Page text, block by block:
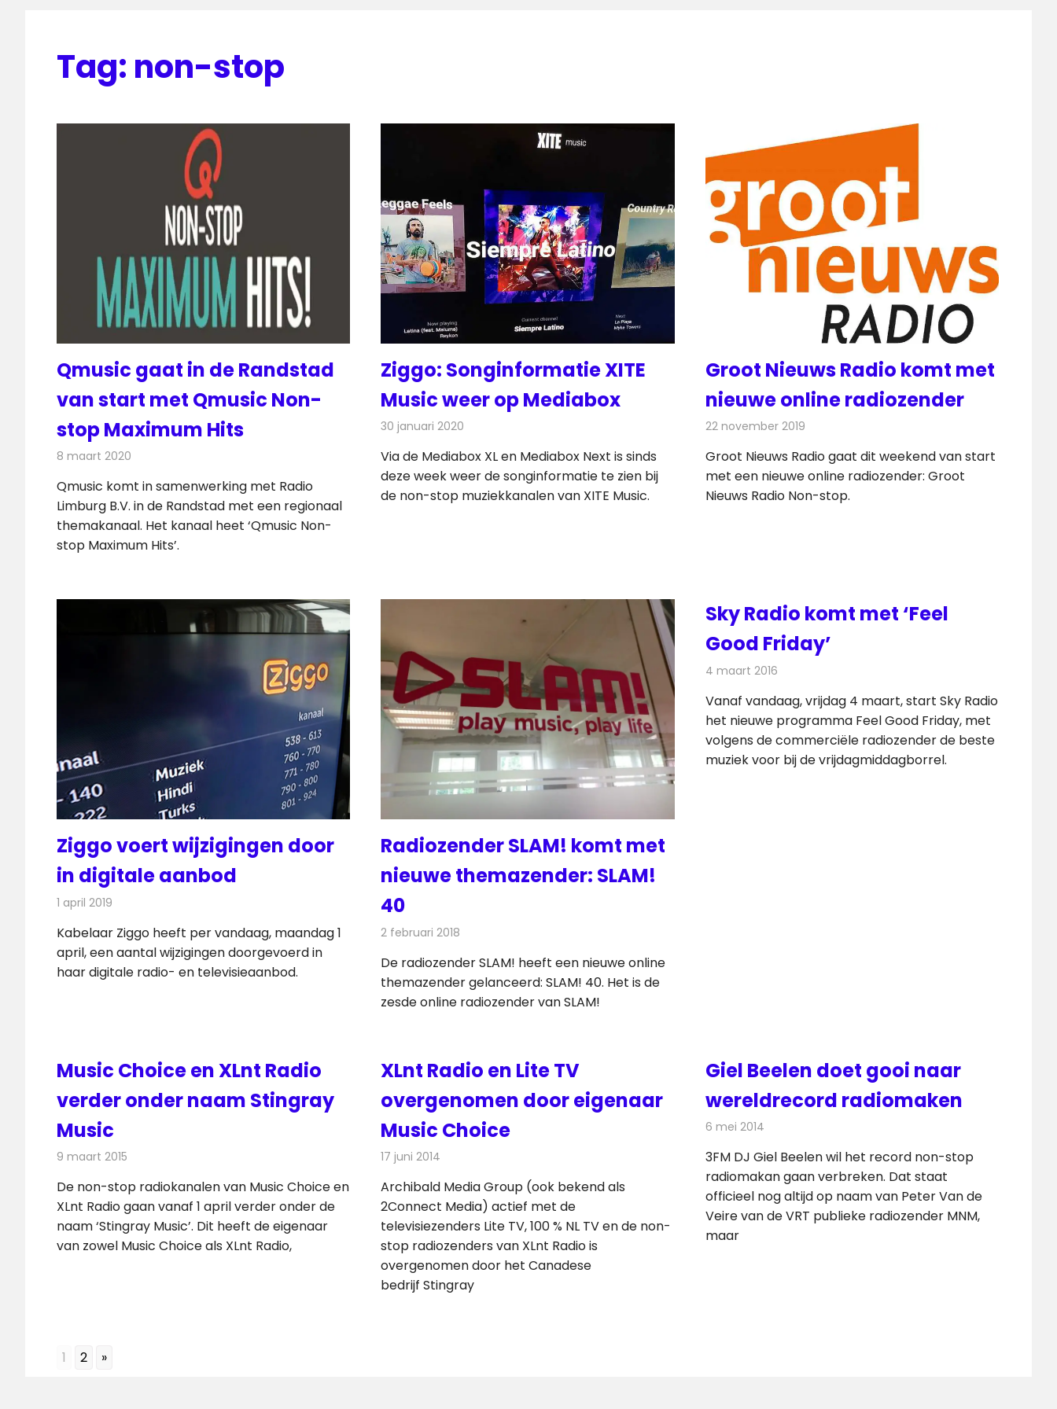
Tag: non-stop
Qmusic gaat in de Randstad
van start met Qmusic Non-
stop Maximum Hits
8 maart 2020
Qmusic komt in samenwerking met Radio
Limburg B.V. in de Randstad met een regionaal
themakanaal. Het kanaal heet ‘Qmusic Non-
stop Maximum Hits’.
Ziggo: Songinformatie XITE
Music weer op Mediabox
30 januari 2020
Via de Mediabox XL en Mediabox Next is sinds
deze week weer de songinformatie te zien bij
de non-stop muziekkanalen van XITE Music.
Groot Nieuws Radio komt met
nieuwe online radiozender
22 november 2019
Groot Nieuws Radio gaat dit weekend van start
met een nieuwe online radiozender: Groot
Nieuws Radio Non-stop.
Ziggo voert wijzigingen door
in digitale aanbod
1 april 2019
Kabelaar Ziggo heeft per vandaag, maandag 1
april, een aantal wijzigingen doorgevoerd in
haar digitale radio- en televisieaanbod.
Radiozender SLAM! komt met
nieuwe themazender: SLAM!
40
2 februari 2018
De radiozender SLAM! heeft een nieuwe online
themazender gelanceerd: SLAM! 40. Het is de
zesde online radiozender van SLAM!
Sky Radio komt met ‘Feel
Good Friday’
4 maart 2016
Vanaf vandaag, vrijdag 4 maart, start Sky Radio
het nieuwe programma Feel Good Friday, met
volgens de commerciële radiozender de beste
muziek voor bij de vrijdagmiddagborrel.
Music Choice en XLnt Radio
verder onder naam Stingray
Music
9 maart 2015
De non-stop radiokanalen van Music Choice en
XLnt Radio gaan vanaf 1 april verder onder de
naam ‘Stingray Music’. Dit heeft de eigenaar
van zowel Music Choice als XLnt Radio,
XLnt Radio en Lite TV
overgenomen door eigenaar
Music Choice
17 juni 2014
Archibald Media Group (ook bekend als
2Connect Media) actief met de
televisiezenders Lite TV, 100 % NL TV en de non-
stop radiozenders van XLnt Radio is
overgenomen door het Canadese
bedrijf Stingray
Giel Beelen doet gooi naar
wereldrecord radiomaken
6 mei 2014
3FM DJ Giel Beelen wil het record non-stop
radiomakan gaan verbreken. Dat staat
officieel nog altijd op naam van Peter Van de
Veire van de VRT publieke radiozender MNM,
maar
1 2 »